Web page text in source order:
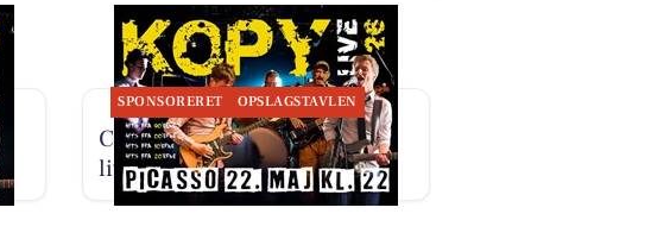
SPONSORERET OPSLAGSTAVLEN
Cafe Picasso byder på
livemusik fredag d. 22/5